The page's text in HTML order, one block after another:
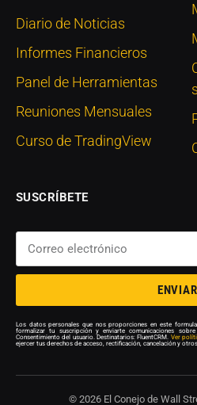
Diario de Noticias
Informes Financieros
Panel de Herramientas
Reuniones Mensuales
Curso de TradingView
SUSCRÍBETE
ENVIAR
Los datos personales que nos proporciones en este
formalizar tu suscripción y enviarte comunicaciones
Consentimiento del usuario. Destinatarios: FluentCRM. Ver
ejercer tus derechos de acceso, rectificación, cancelación y
© 2026 El Conejo de Wall